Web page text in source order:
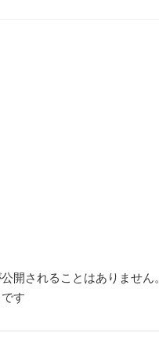
開されることはありません。
す